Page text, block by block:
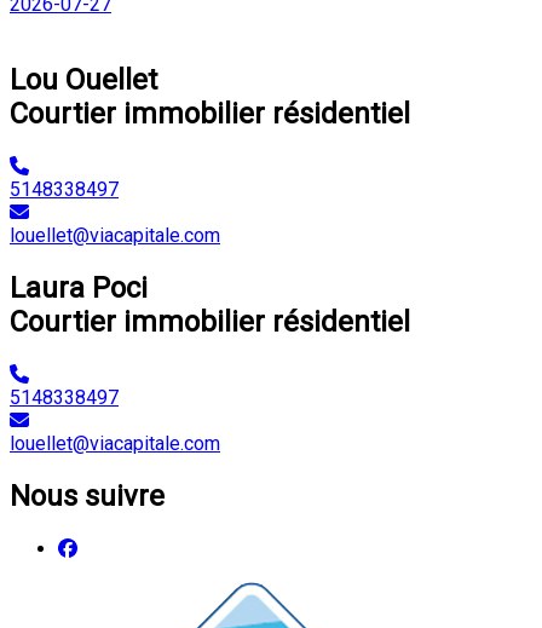
2026-07-27
Lou Ouellet
Courtier immobilier résidentiel
5148338497
louellet@viacapitale.com
Laura Poci
Courtier immobilier résidentiel
5148338497
louellet@viacapitale.com
Nous suivre